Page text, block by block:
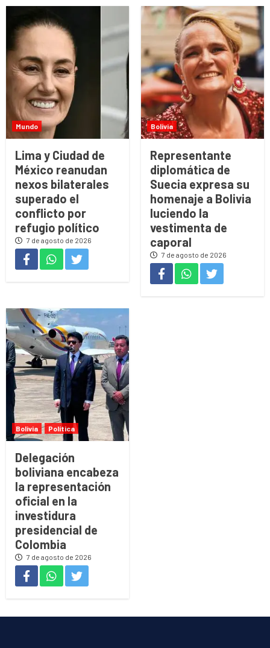
Mundo
Lima y Ciudad de
México reanudan
nexos bilaterales
superado el
conflicto por
refugio político
7 de agosto de 2026
Bolivia
Representante
diplomática de
Suecia expresa su
homenaje a Bolivia
luciendo la
vestimenta de
caporal
7 de agosto de 2026
Bolivia Política
Delegación
boliviana encabeza
la representación
oficial en la
investidura
presidencial de
Colombia
7 de agosto de 2026